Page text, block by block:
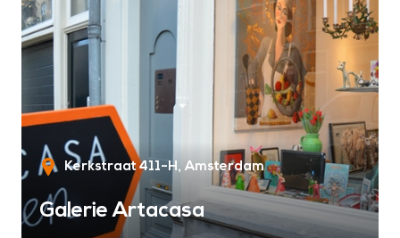
Kerkstraat 411-H Amsterdam
Galerie Artacasa